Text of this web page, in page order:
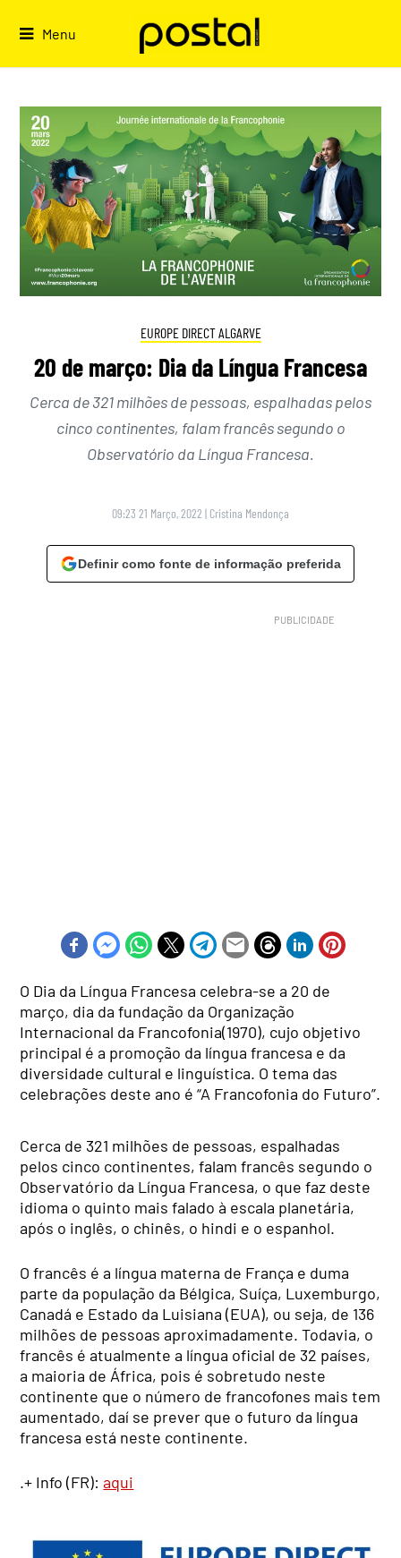
Menu
EUROPE DIRECT ALGARVE
20 de março: Dia da Língua Francesa
Cerca de 321 milhões de pessoas, espalhadas pelos
cinco continentes, falam francês segundo o
Observatório da Língua Francesa.
09:23 21 Março, 2022 | Cristina Mendonça
Definir como fonte de informação preferida
O Dia da Língua Francesa celebra-se a 20 de
março, dia da fundação da Organização
Internacional da Francofonia(1970), cujo objetivo
principal é a promoção da língua francesa e da
diversidade cultural e linguística. O tema das
celebrações deste ano é “A Francofonia do Futuro”.
Cerca de 321 milhões de pessoas, espalhadas
pelos cinco continentes, falam francês segundo o
Observatório da Língua Francesa, o que faz deste
idioma o quinto mais falado à escala planetária,
após o inglês, o chinês, o hindi e o espanhol.
O francês é a língua materna de França e duma
parte da população da Bélgica, Suíça, Luxemburgo,
Canadá e Estado da Luisiana (EUA), ou seja, de 136
milhões de pessoas aproximadamente. Todavia, o
francês é atualmente a língua oficial de 32 países,
a maioria de África, pois é sobretudo neste
continente que o número de francofones mais tem
aumentado, daí se prever que o futuro da língua
francesa está neste continente.
.+ Info (FR):aqui